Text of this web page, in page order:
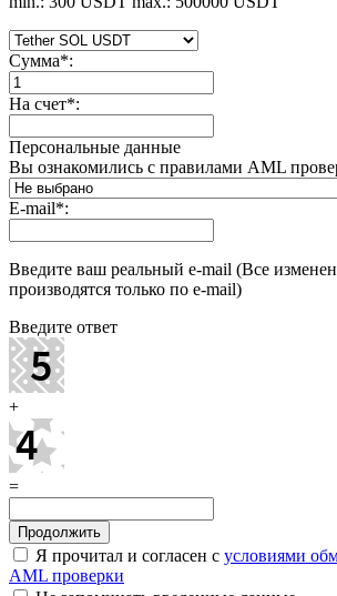
Сумма*:
На счет*:
Персональные данные
Вы ознакомились с правилами AML
E-mail*:
Введите ваш реальный e-mail (Все
производятся только по e-mail)
Введите ответ
+
=
Я прочитал и согласен с условиями
AML проверки